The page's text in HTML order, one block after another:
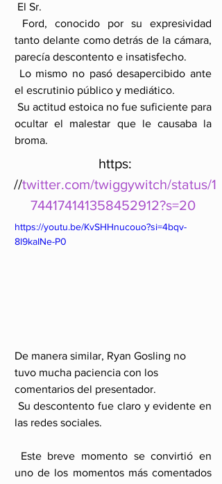
El Sr.
tanto delante como detrás de la cámara,
parecía descontento e insatisfecho.
el escrutinio público y mediático.
ocultar el malestar que le causaba la
broma.
//twitter.com/twiggywitch/status/1
744174141358452912?s=20
https://youtu.be/KvSHHnucouo?si=4bqv-
8l9kaINe-P0
De manera similar, Ryan Gosling no
tuvo mucha paciencia con los
comentarios del presentador.
las redes sociales.
uno de los momentos más comentados